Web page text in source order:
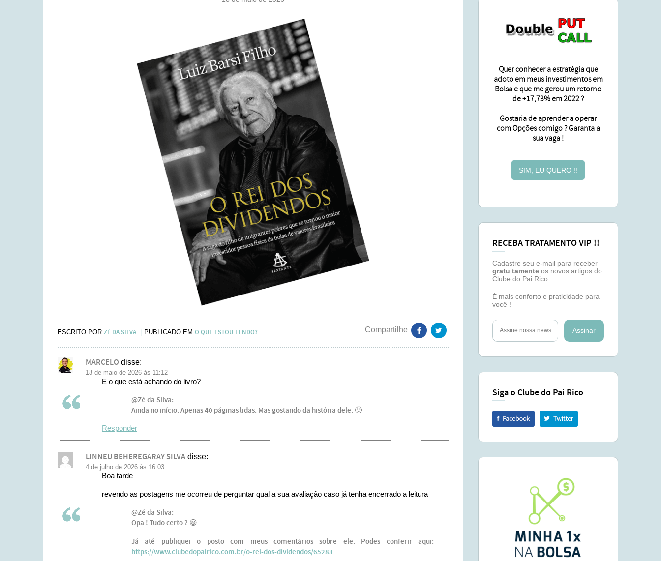
ESCRITO POR ZÉ DA SILVA PUBLICADO EM O QUE ESTOU LENDO?.
MARCELO disse:
18 de maio de 2026 às 11:12
E o que está achando do livro?
@Zé da Silva:
Ainda no início. Apenas 40 páginas lidas. Mas gostando da história dele. 🙂
Responder
LINNEU BEHEREGARAY SILVA disse:
4 de julho de 2026 às 16:03
Boa tarde
revendo as postagens me ocorreu de perguntar qual a sua avaliação caso já tenha encerrado a leitura
@Zé da Silva:
Opa ! Tudo certo ? 😀
Já até publiquei o posto com meus comentários sobre ele. Podes conferir aqui:
https://www.clubedopairico.com.br/o-rei-dos-dividendos/65283
Quer conhecer a estratégia que
adoto em meus investimentos em
Bolsa e que me gerou um retorno
de +17,73% em 2022 ?
Gostaria de aprender a operar
com Opções comigo ? Garanta a
sua vaga !
SIM, EU QUERO !!
RECEBA TRATAMENTO VIP !!
Cadastre seu e-mail para receber
gratuitamente os novos artigos do
Clube do Pai Rico.
É mais conforto e praticidade para
você !
Assinar
Siga o Clube do Pai Rico